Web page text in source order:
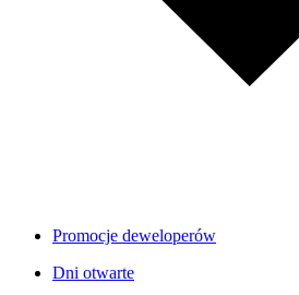
Promocje deweloperów
Dni otwarte